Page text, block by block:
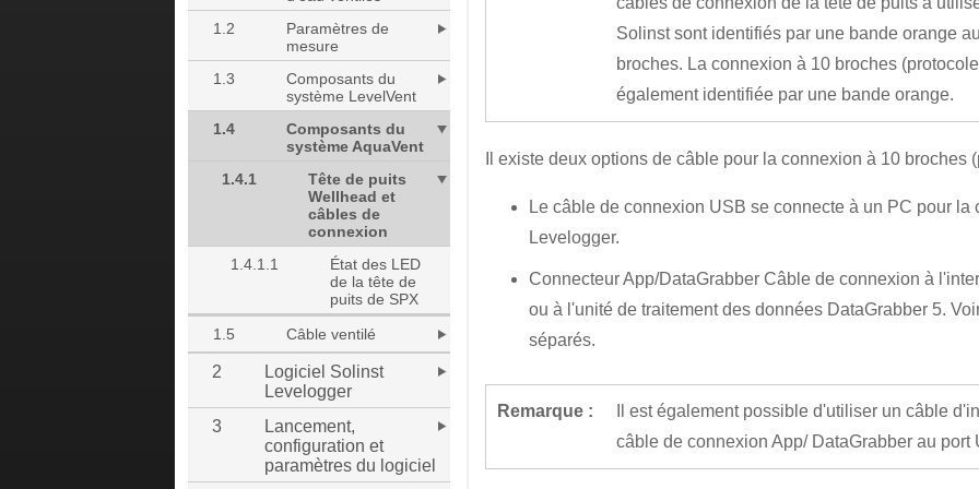
Solinst sont identifiés par une bande orange
broches. La connexion à 10 broches
également identifiée par une bande orange.
Il existe deux options de câble pour la connexion à 10 broches
Le câble de connexion USB se connecte à un PC pour
Levelogger.
Connecteur App/DataGrabber Câble de connexion à
ou à l'unité de traitement des données DataGrabber 5.
séparés.
Remarque :
Il est également possible d'utiliser un câble
câble de connexion App/ DataGrabber au port
1.2
Paramètres de
mesure
1.3
Composants du
système LevelVent
1.4
Composants du
système AquaVent
1.4.1
Tête de puits
Wellhead et
câbles de
connexion
1.4.1.1
État des LED
de la tête de
puits de SPX
1.5
Câble ventilé
2
Logiciel Solinst
Levelogger
3
Lancement,
configuration et
paramètres du logiciel